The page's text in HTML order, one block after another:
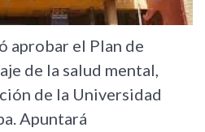
aprobar el Plan de
de la salud mental,
de la Universidad
Apuntará